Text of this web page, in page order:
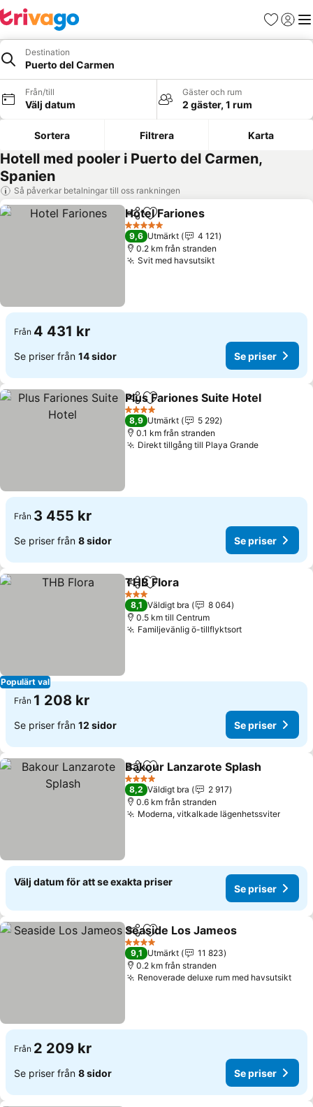
Favoriter
Logga
Destination
Puerto del Carmen
Från/till
Välj datum
Gäster och rum
2 gäster, 1 rum
Sortera Filtrera Karta
Hotell med pooler i Puerto del Carmen,
Spanien
Så påverkar betalningar till oss rankningen
Dela Lägg till i Mina Favoriter
Hotel Fariones
5 Stjärnor
9,6 Utmärkt
4 121
0.2 km från stranden
Svit med havsutsiktSe priser
Från 4 431 kr
Se priser från 14 sidor Se priser
Dela Lägg till i Mina Favoriter
Plus Fariones Suite Hotel
4 Stjärnor
8,9 Utmärkt
5 292
0.1 km från stranden
Direkt tillgång till Playa GrandeSe priser
Från 3 455 kr
Se priser från 8 sidor Se priser
Populärt val
Dela Lägg till i Mina Favoriter
THB Flora
3 Stjärnor
8,1 Väldigt bra
8 064
0.5 km till Centrum
Familjevänlig ö-tillflyktsortSe priser
Från 1 208 kr
Se priser från 12 sidor Se priser
Dela Lägg till i Mina Favoriter
Bakour Lanzarote Splash
4 Stjärnor
8,2 Väldigt bra
2 917
0.6 km från stranden
Moderna, vitkalkade lägenhetssviterSe
Välj datum för att se exakta priser
Se priser
Dela Lägg till i Mina Favoriter
Seaside Los Jameos
4 Stjärnor
9,1 Utmärkt
11 823
0.2 km från stranden
Renoverade deluxe rum med havsutsiktSe
Från 2 209 kr
Se priser från 8 sidor Se priser